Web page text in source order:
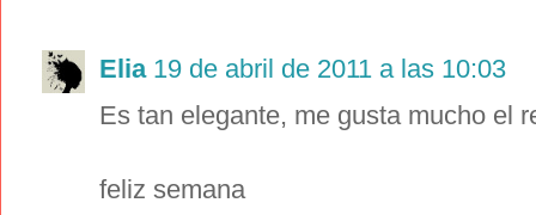
Elia 19 de abril de 2011 a las 10:03
Es tan elegante, me gusta mucho el
feliz semana